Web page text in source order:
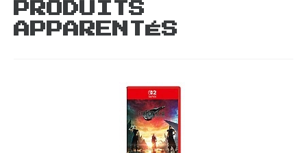
PRODUITS
APPARENTÉS